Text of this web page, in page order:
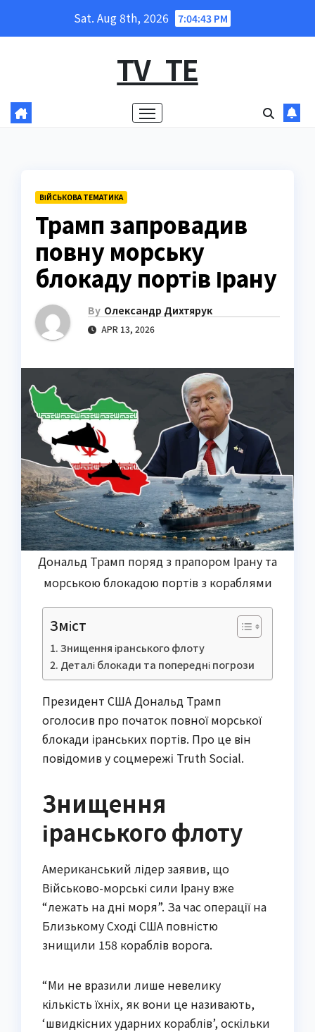
Sat. Aug 8th, 2026 7:04:44 PM
TV_TE
ВІЙСЬКОВА ТЕМАТИКА
Трамп запровадив
повну морську
блокаду портів Ірану
By Олександр Дихтярук
APR 13, 2026
Дональд Трамп поряд з прапором Ірану та
морською блокадою портів з кораблями
Зміст
Знищення іранського флоту
Деталі блокади та попередні погрози
Президент США Дональд Трамп
оголосив про початок повної морської
блокади іранських портів. Про це він
повідомив у соцмережі Truth Social.
Знищення
іранського флоту
Американський лідер заявив, що
Військово-морські сили Ірану вже
“лежать на дні моря”. За час операції на
Близькому Сході США повністю
знищили 158 кораблів ворога.
“Ми не вразили лише невелику
кількість їхніх, як вони це називають,
‘швидкісних ударних кораблів’, оскільки